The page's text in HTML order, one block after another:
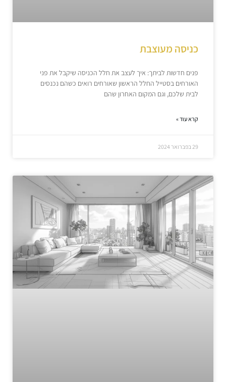
כניסה מעוצבת
פנים חדשות לביתך: איך לעצב את חלל הכניסה שיקבל את פני
האורחים בסטייל החלל הראשון שאורחים רואים כשהם נכנסים
לבית שלכם, וגם המקום האחרון שהם
קרא עוד »
29 בפברואר 2024